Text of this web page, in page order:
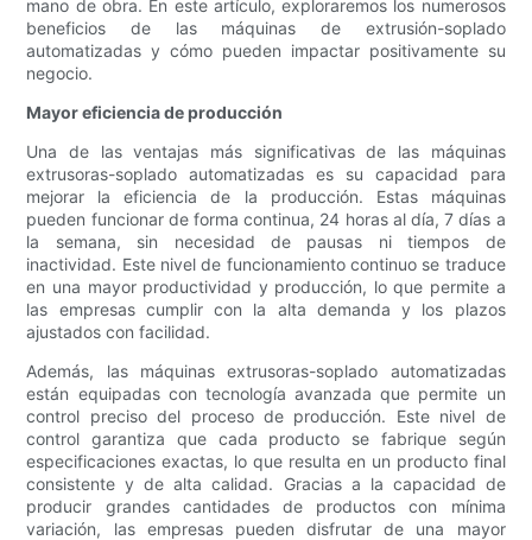
mano de obra. En este artículo, exploraremos los numerosos
beneficios de las máquinas de extrusión-soplado
automatizadas y cómo pueden impactar positivamente su
negocio.
Mayor eficiencia de producción
Una de las ventajas más significativas de las máquinas
extrusoras-soplado automatizadas es su capacidad para
mejorar la eficiencia de la producción. Estas máquinas
pueden funcionar de forma continua, 24 horas al día, 7 días a
la semana, sin necesidad de pausas ni tiempos de
inactividad. Este nivel de funcionamiento continuo se traduce
en una mayor productividad y producción, lo que permite a
las empresas cumplir con la alta demanda y los plazos
ajustados con facilidad.
Además, las máquinas extrusoras-soplado automatizadas
están equipadas con tecnología avanzada que permite un
control preciso del proceso de producción. Este nivel de
control garantiza que cada producto se fabrique según
especificaciones exactas, lo que resulta en un producto final
consistente y de alta calidad. Gracias a la capacidad de
producir grandes cantidades de productos con mínima
variación, las empresas pueden disfrutar de una mayor